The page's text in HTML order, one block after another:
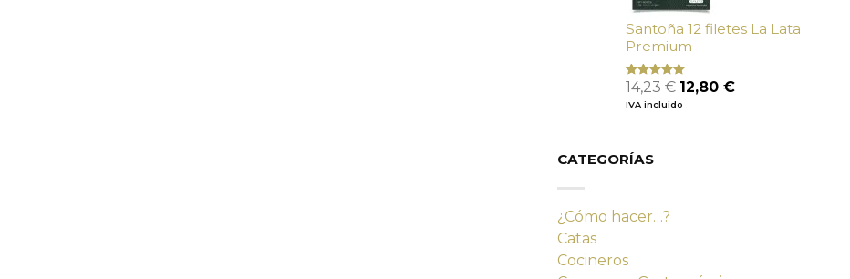
Santoña 12 filetes La Lata
Premium
Valorado
con
de 5
14,23€ El
precio
12,80 €El
IVA incluido
CATEGORÍAS
¿Cómo hacer…?
Catas
Cocineros